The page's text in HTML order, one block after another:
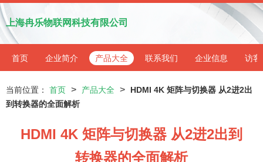
上海冉乐物联网科技有限公司
首页 企业简介 产品大全 联系我们 企业信息 访客
当前位置： 首页 > 产品大全 >
HDMI 4K 矩阵与切换器 从2进2出
到转换器的全面解析
HDMI 4K 矩阵与切换器 从2进2出到
转换器的全面解析